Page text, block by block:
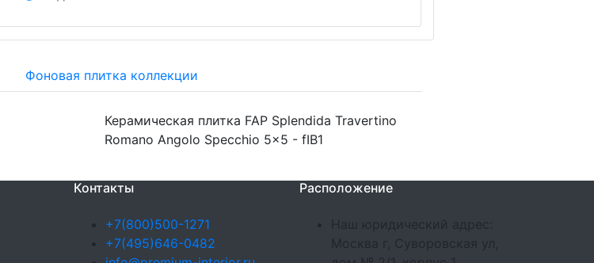
Фоновая плитка коллекции
Керамическая плитка FAP Splendida Travertino
Romano Angolo Specchio 5x5 - fIB1
Контакты
+7(800)500-1271
+7(495)646-0482
Расположение
Наш юридический адрес:
Москва г, Суворовская ул,